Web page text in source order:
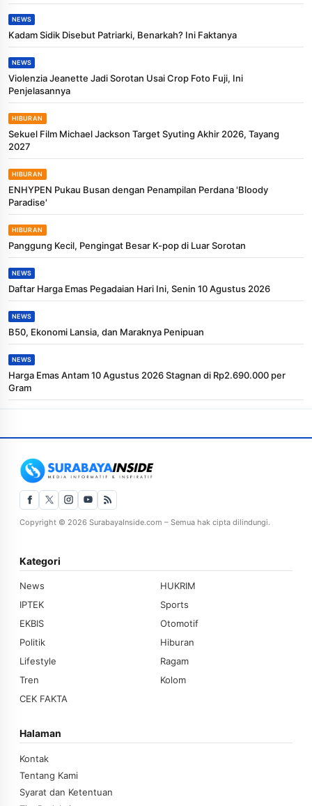
NEWS
Kadam Sidik Disebut Patriarki, Benarkah? Ini Faktanya
NEWS
Violenzia Jeanette Jadi Sorotan Usai Crop Foto Fuji, Ini
Penjelasannya
HIBURAN
Sekuel Film Michael Jackson Target Syuting Akhir 2026, Tayang
2027
HIBURAN
ENHYPEN Pukau Busan dengan Penampilan Perdana 'Bloody
Paradise'
HIBURAN
Panggung Kecil, Pengingat Besar K-pop di Luar Sorotan
NEWS
Daftar Harga Emas Pegadaian Hari Ini, Senin 10 Agustus 2026
NEWS
B50, Ekonomi Lansia, dan Maraknya Penipuan
NEWS
Harga Emas Antam 10 Agustus 2026 Stagnan di Rp2.690.000 per
Gram
Copyright © 2026 SurabayaInside.com – Semua hak cipta dilindungi.
Kategori
News
HUKRIM
IPTEK
Sports
EKBIS
Otomotif
Politik
Hiburan
Lifestyle
Ragam
Tren
Kolom
CEK FAKTA
Halaman
Kontak
Tentang Kami
Syarat dan Ketentuan